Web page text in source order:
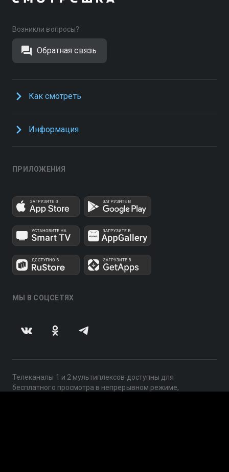
Возникли вопросы?
Обратная связь
Как смотреть
Информация
ПРИЛОЖЕНИЯ
МЫ В СОЦСЕТЯХ
Телеканалы 1 и 2 мультиплексов доступны для
бесплатного просмотра в непрерывном режиме,